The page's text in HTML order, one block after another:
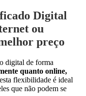
Digital
ou
preço
digital de forma
quanto online,
esta flexibilidade é ideal
que não podem se